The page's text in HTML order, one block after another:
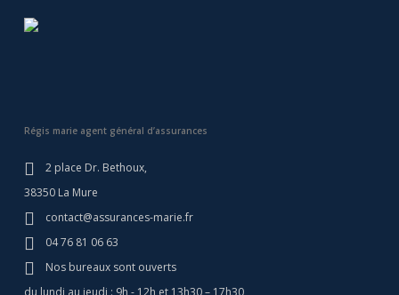
Régis marie agent général d’assurances
2 place Dr. Bethoux,
38350 La Mure
contact@assurances-marie.fr
04 76 81 06 63
Nos bureaux sont ouverts
du lundi au jeudi : 9h - 12h et 13h30 – 17h30